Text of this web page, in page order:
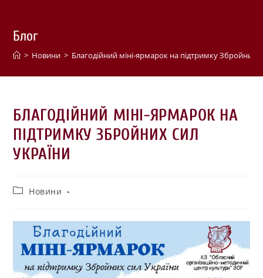
Блог
> Новини > Благодійний міні-ярмарок на підтримку Збройних
БЛАГОДІЙНИЙ МІНІ-ЯРМАРОК НА
ПІДТРИМКУ ЗБРОЙНИХ СИЛ
УКРАЇНИ
Новини